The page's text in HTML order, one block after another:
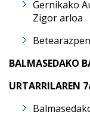
Gernikako
Zigor arloa
BALMASEDAKO
URTARRILAREN